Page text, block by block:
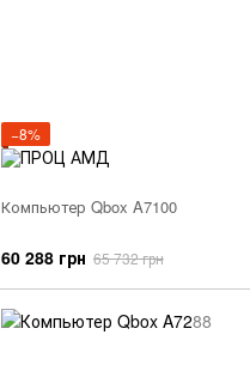
−8%
Компьютер Qbox A7100
60 288 грн 65 732 грн